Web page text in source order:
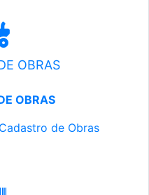
OBRAS
OBRAS
de Obras